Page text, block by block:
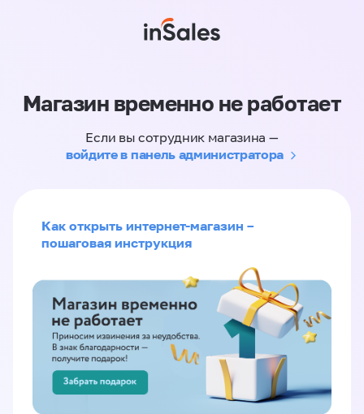
Магазин временно не работает
Если вы сотрудник магазина —
войдите в панель администратора
Как открыть интернет-магазин –
пошаговая инструкция